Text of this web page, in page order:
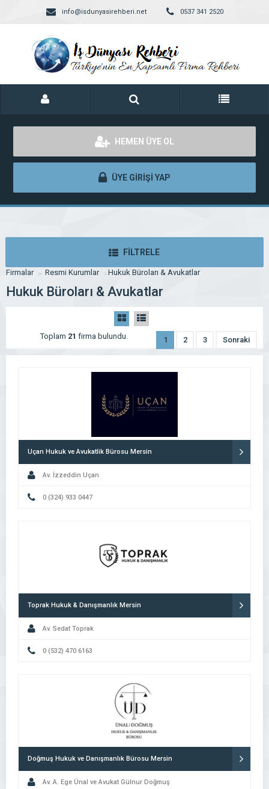
info@isdunyasirehberi.net 0537 341 2520
HEMEN ÜYE OL
ÜYE GİRİŞİ YAP
FİLTRELE
Firmalar Resmi Kurumlar Hukuk Büroları & Avukatlar
Hukuk Büroları & Avukatlar
Toplam 21 firma bulundu. 1 2 3 Sonraki
Uçan Hukuk ve Avukatlik Bürosu Mersin
Av. İzzeddin Uçan
0 (324) 933 0447
Toprak Hukuk & Danışmanlık Mersin
Av. Sedat Toprak
0 (532) 470 6163
Doğmuş Hukuk ve Danışmanlık Bürosu Mersin
Av. A. Ege Ünal ve Avukat Gülnur Doğmuş